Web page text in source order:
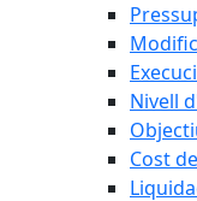
Nivell
Cost